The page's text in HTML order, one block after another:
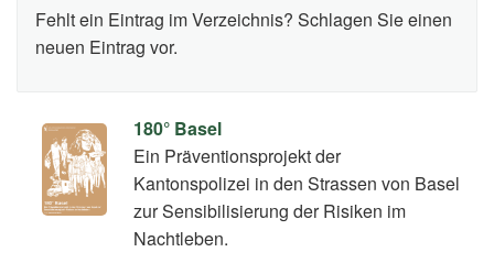
180° Basel
Ein Präventionsprojekt der
Kantonspolizei in den Strassen von Basel
zur Sensibilisierung der Risiken im
Nachtleben.
Fehlt ein Eintrag im Verzeichnis? Schlagen Sie einen
neuen Eintrag vor.